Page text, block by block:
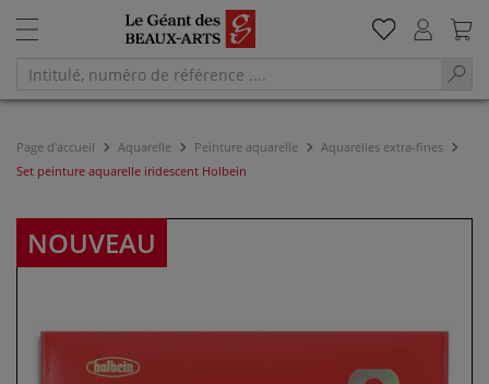
Page d'accueil Aquarelle Peinture aquarelle
Aquarelles extra-fines
Set peinture aquarelle iridescent Holbein
NOUVEAU